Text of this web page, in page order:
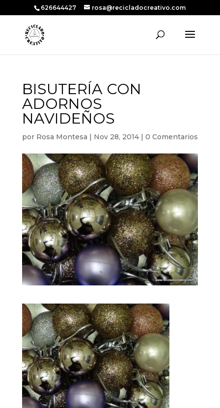
626644427 rosa@recicladocreativo.com
BISUTERÍA CON
ADORNOS
NAVIDEÑOS
por Rosa Montesa | Nov 28, 2014| 0 Comentarios